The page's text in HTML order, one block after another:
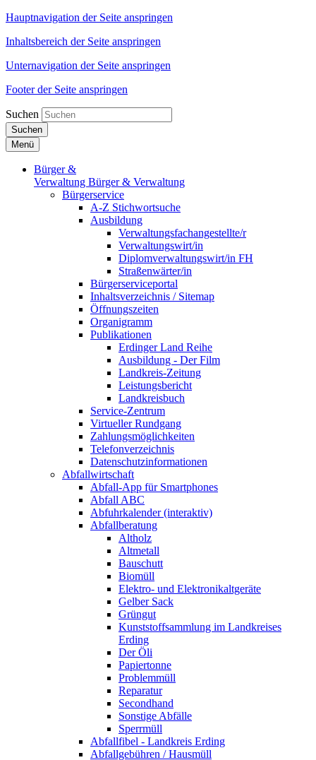
Hauptnavigation der Seite anspringen
Inhaltsbereich der Seite anspringen
Unternavigation der Seite anspringen
Footer der Seite anspringen
Suchen
Suchen
Menü
Bürger &
Verwaltung Bürger & Verwaltung
Bürgerservice
A-Z Stichwortsuche
Ausbildung
Verwaltungsfachangestellte/r
Verwaltungswirt/in
Diplomverwaltungswirt/in FH
Straßenwärter/in
Bürgerserviceportal
Inhaltsverzeichnis / Sitemap
Öffnungszeiten
Organigramm
Publikationen
Erdinger Land Reihe
Ausbildung - Der Film
Landkreis-Zeitung
Leistungsbericht
Landkreisbuch
Service-Zentrum
Virtueller Rundgang
Zahlungsmöglichkeiten
Telefonverzeichnis
Datenschutzinformationen
Abfallwirtschaft
Abfall-App für Smartphones
Abfall ABC
Abfuhrkalender (interaktiv)
Abfallberatung
Altholz
Altmetall
Bauschutt
Biomüll
Elektro- und Elektronikaltgeräte
Gelber Sack
Grüngut
Kunststoffsammlung im Landkreises
Erding
Der Öli
Papiertonne
Problemmüll
Reparatur
Secondhand
Sonstige Abfälle
Sperrmüll
Abfallfibel - Landkreis Erding
Abfallgebühren / Hausmüll